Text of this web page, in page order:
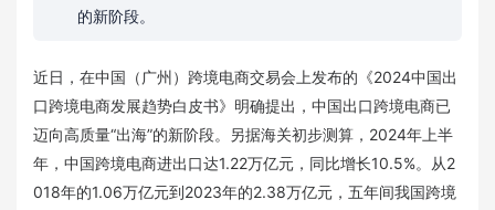
的新阶段。
近日，在中国（广州）跨境电商交易会上发布的《2024中国出
口跨境电商发展趋势白皮书》明确提出，中国出口跨境电商已
迈向高质量“出海”的新阶段。另据海关初步测算，2024年上半
年，中国跨境电商进出口达1.22万亿元，同比增长10.5%。从2
018年的1.06万亿元到2023年的2.38万亿元，五年间我国跨境